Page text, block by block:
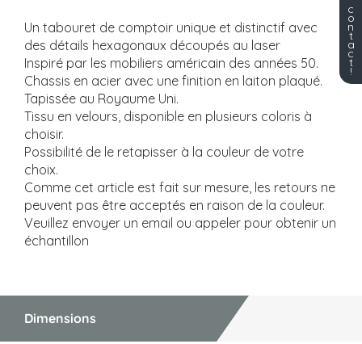
Un tabouret de comptoir unique et distinctif avec
des détails hexagonaux découpés au laser
Inspiré par les mobiliers américain des années 50.
Chassis en acier avec une finition en laiton plaqué.
Tapissée au Royaume Uni.
Tissu en velours, disponible en plusieurs coloris à
choisir.
Possibilité de le retapisser à la couleur de votre
choix.
Comme cet article est fait sur mesure, les retours ne
peuvent pas être acceptés en raison de la couleur.
Veuillez envoyer un email ou appeler pour obtenir un
échantillon
Dimensions
c
o
n
t
a
c
t
!